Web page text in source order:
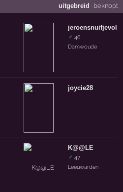
uitgebreid · beknopt
jeroensnuifjevol
♂ 46
Damwoude
joycie28
K@@LE
♂ 47
Leeuwarden